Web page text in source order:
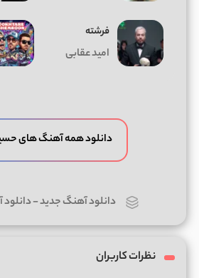
فرشته
امید عقابی
دانلود همه آهنگ های
دانلود آهنگ جدید-
نظرات کاربران